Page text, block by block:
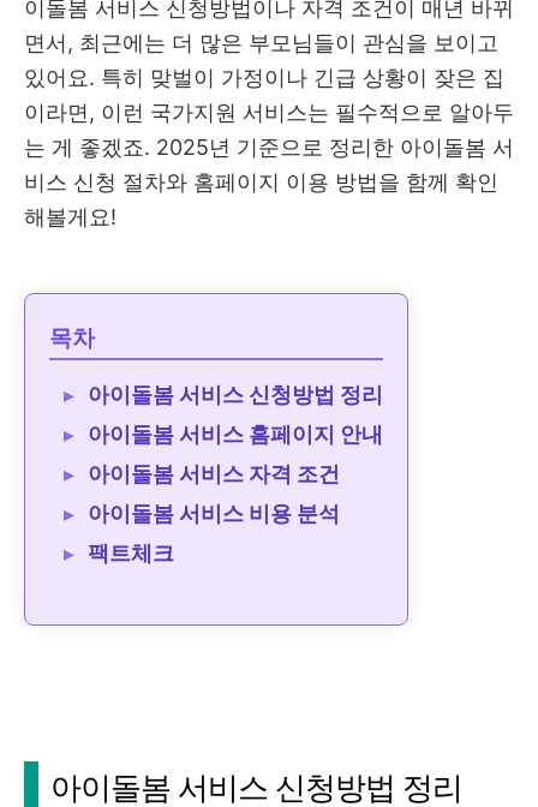
이돌봄 서비스 신청방법이나 자격 조건이 매년 바뀌
면서, 최근에는 더 많은 부모님들이 관심을 보이고
있어요. 특히 맞벌이 가정이나 긴급 상황이 잦은 집
이라면, 이런 국가지원 서비스는 필수적으로 알아두
는 게 좋겠죠. 2025년 기준으로 정리한 아이돌봄 서
비스 신청 절차와 홈페이지 이용 방법을 함께 확인
해볼게요!
목차
아이돌봄 서비스 신청방법 정리
아이돌봄 서비스 홈페이지 안내
아이돌봄 서비스 자격 조건
아이돌봄 서비스 비용 분석
팩트체크
아이돌봄 서비스 신청방법 정리